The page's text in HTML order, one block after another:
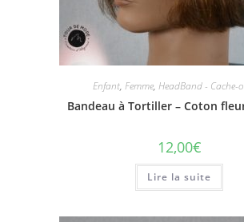
Enfant, Femme, HeadBand - Cache-
Bandeau à Tortiller – Coton
12,00€
Lire la suite